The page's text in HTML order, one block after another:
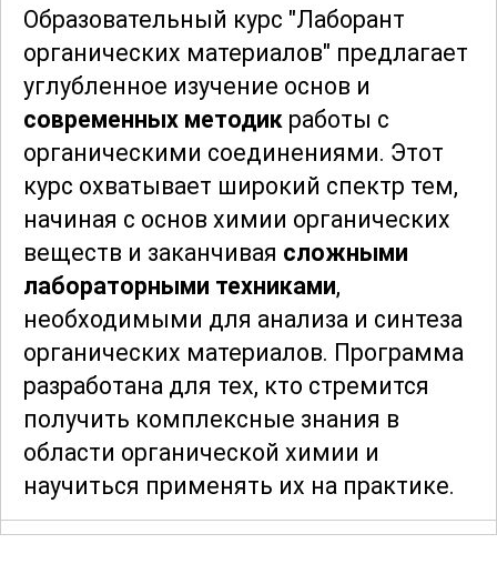
Образовательный курс "Лаборант
органических материалов" предлагает
углубленное изучение основ и
современных методик работы с
органическими соединениями. Этот
курс охватывает широкий спектр тем,
начиная с основ химии органических
веществ и заканчивая сложными
лабораторными техниками,
необходимыми для анализа и синтеза
органических материалов. Программа
разработана для тех, кто стремится
получить комплексные знания в
области органической химии и
научиться применять их на практике.